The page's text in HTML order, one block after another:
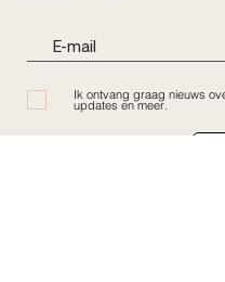
Ik ontvang graag nieuws
updates en meer.